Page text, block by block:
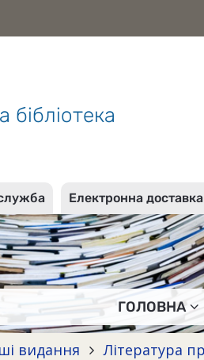
бібліотека
Електронна
ГОЛОВНА
видання Література